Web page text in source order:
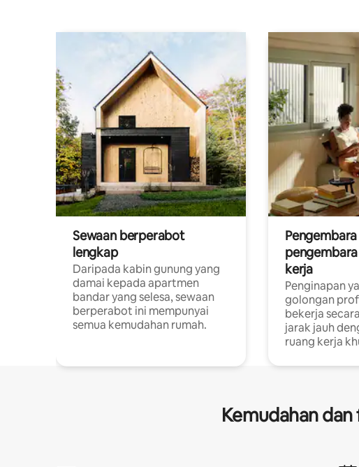
Sewaan berperabot
lengkap
Daripada kabin gunung yang
damai kepada apartmen
bandar yang selesa, sewaan
berperabot ini mempunyai
semua kemudahan rumah.
kerja
Penginapan
golongan
bekerja
jarak jauh
ruang kerja
Kemudahan